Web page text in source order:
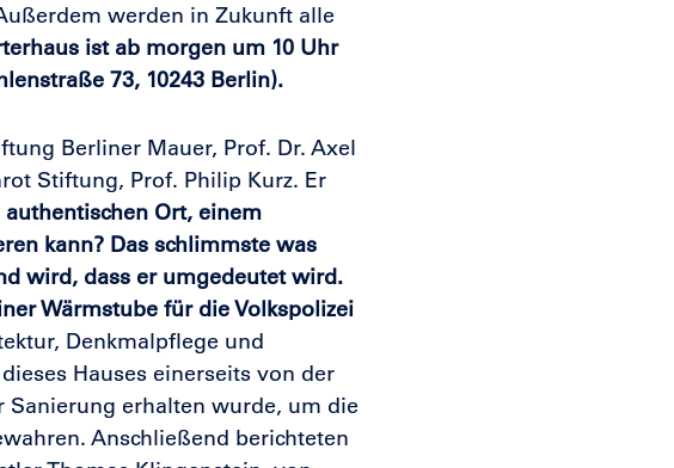
werden in Zukunft alle
ist ab morgen um 10 Uhr
73, 10243 Berlin).
Berliner Mauer, Prof. Dr. Axel
Stiftung, Prof. Philip Kurz. Er
Ort, einem
kann? Das schlimmste was
wird, dass er umgedeutet wird.
Wärmstube für die Volkspolizei
Denkmalpflege und
Hauses einerseits von der
erhalten wurde, um die
Anschließend berichteten